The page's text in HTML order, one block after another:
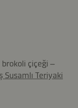
brokoli çiçeği –
Teriyaki